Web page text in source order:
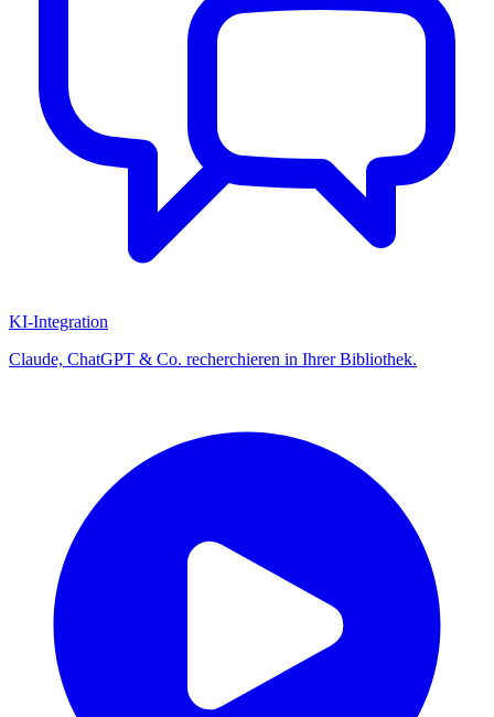
KI-Integration
Claude, ChatGPT & Co. recherchieren in Ihrer Bibliothek.